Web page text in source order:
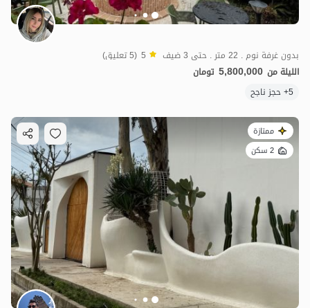
بدون غرفة نوم . 22 متر . حتى 3 ضيف 5 (5 تعليق)
الليلة من 5,800,000 تومان
5+ حجز ناجح
ممتازة
2 سكن